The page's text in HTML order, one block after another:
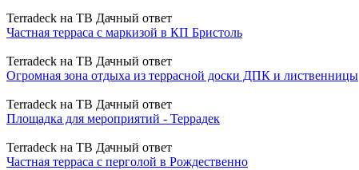
Terradeck на ТВ Дачный ответ
Частная терраса с маркизой в КП Бристоль
Terradeck на ТВ Дачный ответ
Огромная зона отдыха из террасной доски ДПК и лиственницы
Terradeck на ТВ Дачный ответ
Площадка для мероприятий - Террадек
Terradeck на ТВ Дачный ответ
Частная терраса с перголой в Рождественно